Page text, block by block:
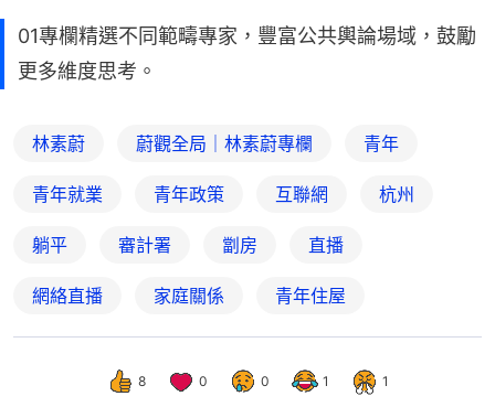
01專欄精選不同範疇專家，豐富公共輿論場域，鼓勵
更多維度思考。
林素蔚 蔚觀全局｜林素蔚專欄 青年
青年就業 青年政策 互聯網 杭州
躺平 審計署 劏房 直播
網絡直播 家庭關係 青年住屋
8 0 0 1 1